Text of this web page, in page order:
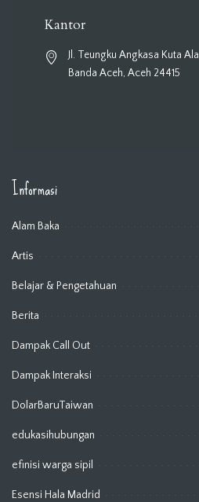
Kantor
Jl. Teungku Angkasa Kuta
Banda Aceh, Aceh 24415
Informasi
Alam Baka
Artis
Belajar & Pengetahuan
Berita
Dampak Call Out
Dampak Interaksi
DolarBaruTaiwan
edukasihubungan
efinisi warga sipil
Esensi Hala Madrid